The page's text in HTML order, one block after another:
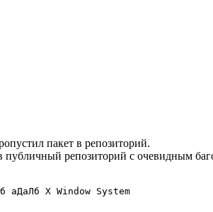
пакет в репозиторий.
публичный репозиторий с очевидным
аДаЛб X Window System